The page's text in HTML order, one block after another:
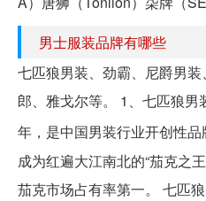
男士服装品牌有哪些
七匹狼男装、劲霸、尼爵男
郎、雅戈尔等。 1、七匹狼男
年，是中国男装行业开创性
成为红遍大江南北的“茄克之
茄克市场占有率第一。 七匹